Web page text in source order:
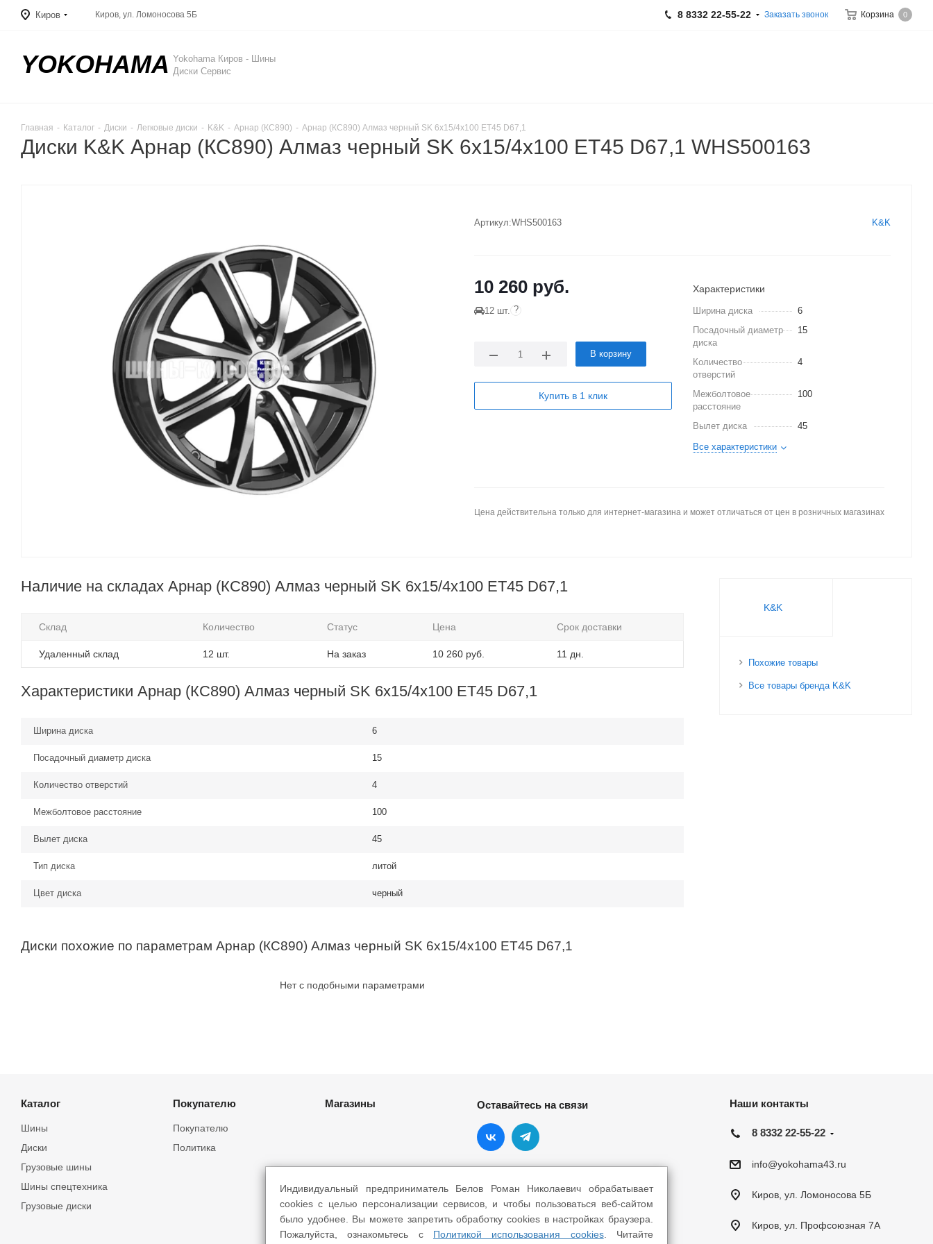
Киров Корзина 0
Киров, ул. Ломоносова 5Б 8 8332 22-55-22 Заказать звонок
YOKOHAMA Yokohama Киров - Шины
Диски Сервис
Главная - Каталог - Диски - Легковые диски - K&K - Арнар (КС890) - Арнар (КС890) Алмаз черный SK 6x15/4x100 ET45 D67,1
Диски K&K Арнар (КС890) Алмаз черный SK 6x15/4x100 ET45 D67,1 WHS500163
Артикул:WHS500163 K&K
10 260 руб.
12 шт. ?
В корзину
Купить в 1 клик
Характеристики
Ширина диска
6
Посадочный диаметр
диска
15
Количество
отверстий
4
Межболтовое
расстояние
100
Вылет диска
45
Все характеристики
Цена действительна только для интернет-магазина и может отличаться от цен в розничных магазинах
Наличие на складах Арнар (КС890) Алмаз черный SK 6x15/4x100 ET45 D67,1
Склад Количество Статус Цена Срок доставки
Удаленный склад 12 шт. На заказ 10 260 руб. 11 дн.
Характеристики Арнар (КС890) Алмаз черный SK 6x15/4x100 ET45 D67,1
Ширина диска 6
Посадочный диаметр диска 15
Количество отверстий 4
Межболтовое расстояние 100
Вылет диска 45
Тип диска литой
Цвет диска черный
Диски похожие по параметрам Арнар (КС890) Алмаз черный SK 6x15/4x100 ET45 D67,1
Нет с подобными параметрами
K&K
Похожие товары
Все товары бренда K&K
Каталог
Шины
Грузовые шины
Шины спецтехника
Диски
Грузовые диски
Покупателю
Покупателю
Политика
Магазины Оставайтесь на связи Наши контакты
8 8332 22-55-22
info@yokohama43.ru
Киров, ул. Ломоносова 5Б
Киров, ул. Профсоюзная 7А
Индивидуальный предприниматель Белов Роман Николаевич обрабатывает
cookies с целью персонализации сервисов, и чтобы пользоваться веб-сайтом
было удобнее. Вы можете запретить обработку cookies в настройках браузера.
Пожалуйста, ознакомьтесь с Политикой использования cookies. Читайте